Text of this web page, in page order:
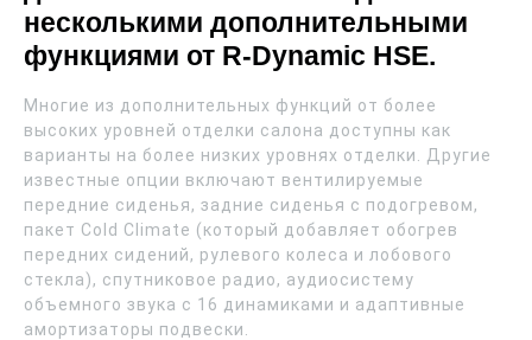
несколькими дополнительными
функциями от R-Dynamic HSE.
Многие из дополнительных функций от более
высоких уровней отделки салона доступны как
варианты на более низких уровнях отделки. Другие
известные опции включают вентилируемые
передние сиденья, задние сиденья с подогревом,
пакет Cold Climate (который добавляет обогрев
передних сидений, рулевого колеса и лобового
стекла), спутниковое радио, аудиосистему
объемного звука с 16 динамиками и адаптивные
амортизаторы подвески.